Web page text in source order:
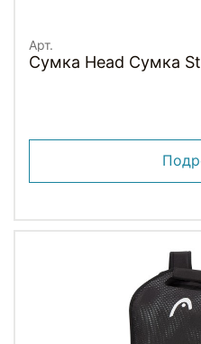
Арт.
Сумка Head Сумка